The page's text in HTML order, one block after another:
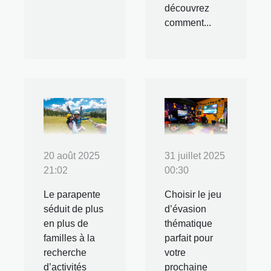
découvrez
comment...
20 août 2025
21:02
Le parapente
séduit de plus
en plus de
familles à la
recherche
d’activités
31 juillet 2025
00:30
Choisir le jeu
d’évasion
thématique
parfait pour
votre
prochaine